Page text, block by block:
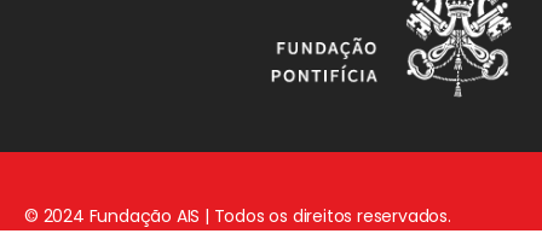
© 2024 Fundação AIS | Todos os direitos reservados.